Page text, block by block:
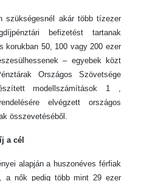
szükségesnél akár több tízezer
befizetést tartanak
korukban 50, 100 vagy 200 ezer
– egyebek közt
Országos Szövetsége
modellszámítások 1 ,
elvégzett országos
összevetéséből.
a cél
alapján a huszonéves férfiak
a nők pedig több mint 29 ezer